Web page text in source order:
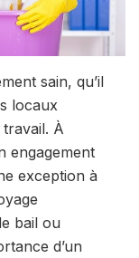
sain, qu’il
locaux
À
engagement
exception à
bail ou
d’un